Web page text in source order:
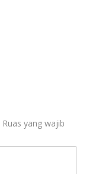
Ruas yang wajib